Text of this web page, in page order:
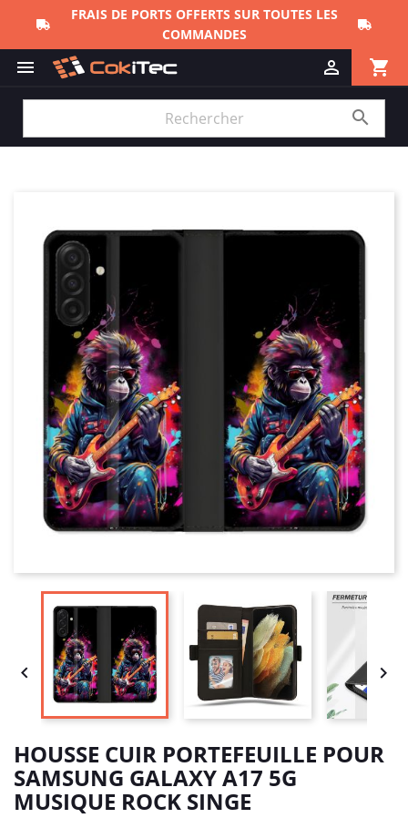
FRAIS DE PORTS OFFERTS SUR TOUTES LES
COMMANDES
 shopping_cart


 
HOUSSE CUIR PORTEFEUILLE POUR
SAMSUNG GALAXY A17 5G
MUSIQUE ROCK SINGE